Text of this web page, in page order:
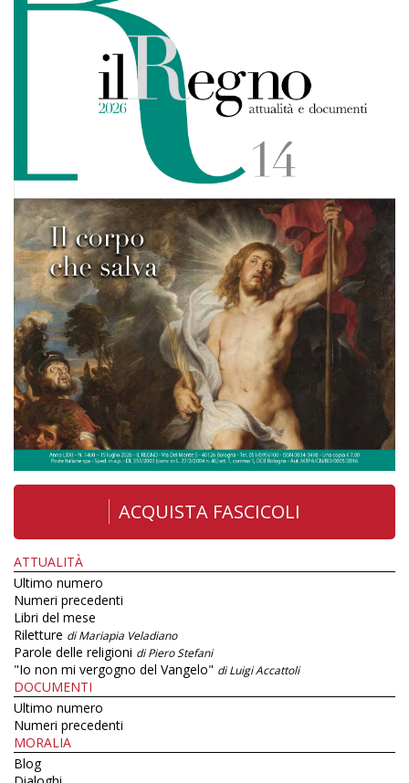
ACQUISTA FASCICOLI
ATTUALITÀ
Ultimo numero
Numeri precedenti
Libri del mese
Riletture di Mariapia Veladiano
Parole delle religioni di Piero Stefani
"Io non mi vergogno del Vangelo" di Luigi Accattoli
DOCUMENTI
Ultimo numero
Numeri precedenti
MORALIA
Blog